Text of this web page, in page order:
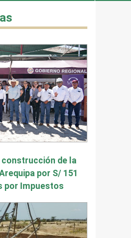
construcción de la
por S/ 151
por Impuestos